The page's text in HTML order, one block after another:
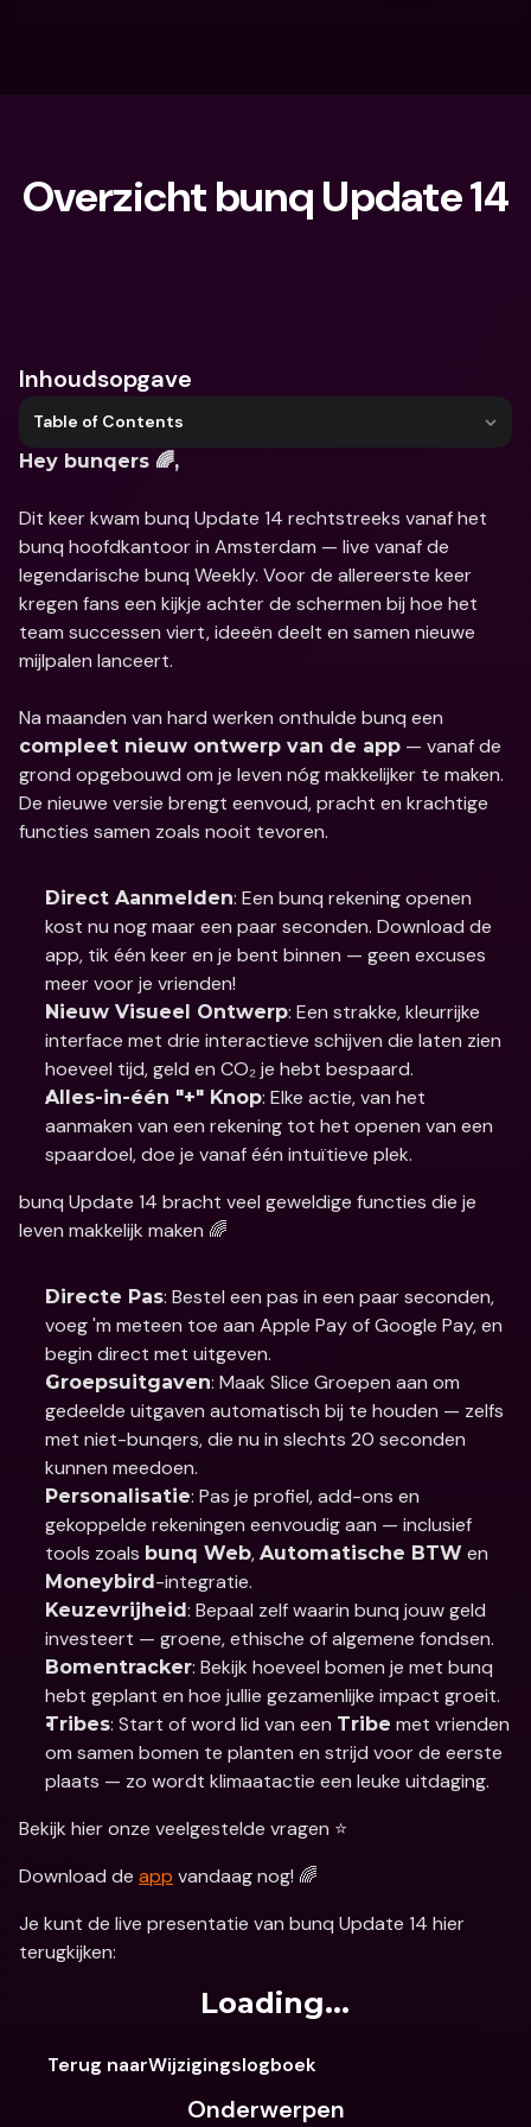
Overzicht bunq Update 14
Inhoudsopgave
Table of Contents
Hey bunqers 🌈,
Dit keer kwam bunq Update 14 rechtstreeks vanaf het
bunq hoofdkantoor in Amsterdam — live vanaf de
legendarische bunq Weekly. Voor de allereerste keer
kregen fans een kijkje achter de schermen bij hoe het
team successen viert, ideeën deelt en samen nieuwe
mijlpalen lanceert.
compleet nieuw ontwerp van de app — vanaf de
grond opgebouwd om je leven nóg makkelijker te maken.
De nieuwe versie brengt eenvoud, pracht en krachtige
functies samen zoals nooit tevoren.
Direct Aanmelden: Een bunq rekening openen
kost nu nog maar een paar seconden. Download de
app, tik één keer en je bent binnen — geen excuses
meer voor je vrienden!
Nieuw Visueel Ontwerp: Een strakke, kleurrijke
interface met drie interactieve schijven die laten zien
hoeveel tijd, geld en CO₂ je hebt bespaard.
Alles-in-één "+" Knop: Elke actie, van het
aanmaken van een rekening tot het openen van een
spaardoel, doe je vanaf één intuïtieve plek.
bunq Update 14 bracht veel geweldige functies die je
leven makkelijk maken 🌈
Directe Pas: Bestel een pas in een paar seconden,
voeg 'm meteen toe aan Apple Pay of Google Pay, en
begin direct met uitgeven.
Groepsuitgaven: Maak Slice Groepen aan om
gedeelde uitgaven automatisch bij te houden — zelfs
met niet-bunqers, die nu in slechts 20 seconden
kunnen meedoen.
Personalisatie: Pas je profiel, add-ons en
gekoppelde rekeningen eenvoudig aan — inclusief
tools zoals bunq Web, Automatische BTW
Moneybird-integratie.
Keuzevrijheid: Bepaal zelf waarin bunq jouw geld
investeert — groene, ethische of algemene fondsen.
Bomentracker: Bekijk hoeveel bomen je met bunq
hebt geplant en hoe jullie gezamenlijke impact groeit.
Tribes: Start of word lid van een Tribe met vrienden
om samen bomen te planten en strijd voor de eerste
plaats — zo wordt klimaatactie een leuke uitdaging.
Bekijk hier onze veelgestelde vragen ⭐️
Download de app vandaag nog! 🌈
Je kunt de live presentatie van bunq Update 14 hier
terugkijken:
Loading...
Terug naarWijzigingslogboek
Onderwerpen